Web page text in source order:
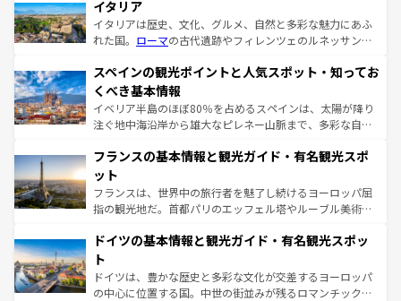
イタリア
イタリアは歴史、文化、グルメ、自然と多彩な魅力にあふ
れた国。 ローマの古代遺跡やフィレンツェのルネッサンス
ろん、トスカーナの美しい田園風景やアマルフィ海岸の絶
景など、自然景観も見逃せない。観光の合間には、本場の
ピザやパスタなど、絶品のイタリア料理を堪能することも
できる。朝目覚めてから夜眠るまで、すべての瞬間を楽し
なお、新着のイタリア情報はコンテンツ一覧を参照してほ
しい。
スペインの観光ポイントと人気スポット・知ってお
くべき基本情報
イベリア半島のほぼ80％を占めるスペインは、太陽が降り
注ぐ地中海沿岸から雄大なピレネー山脈まで、多彩な自然
文化が根付くこの国では、情熱的なフラメンコ、熱気あふ
れる闘牛、そして美味しいタパスが生活の一部となってい
る。首都マドリードの洗練された雰囲気や、バルセロナの
アートに溢れた街角から、地方では古代ローマ遺跡や中世
せる。地方によって風土や気候が異なるスペインはその個
ンテンツ一覧 を参照してほしい。
フランスの基本情報と観光ガイド・有名観光スポ
ット
フランスは、世界中の旅行者を魅了し続けるヨーロッパ屈
指の観光地だ。首都パリのエッフェル塔やルーブル美術館
で、幅広い魅力が詰まっている。華麗な宮殿、歴史的な大
聖堂、美しいビーチ、そして豊かな自然が、訪れる者を心
から魅了する。また、フランスは美食の国としても知ら
れ、フランス料理はユネスコ無形文化遺産にも登録されて
ドイツの基本情報と観光ガイド・有名観光スポッ
ト
ドイツは、豊かな歴史と多彩な文化が交差するヨーロッパ
の中心に位置する国。中世の街並みが残るロマンチック街